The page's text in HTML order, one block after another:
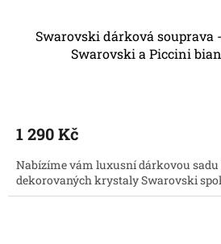
Swarovski dárková souprava
Swarovski a Piccini
je
z
5
hvězdiček.
1 290 Kč
Nabízíme vám luxusní dárkovou
dekorovaných krystaly Swarovski